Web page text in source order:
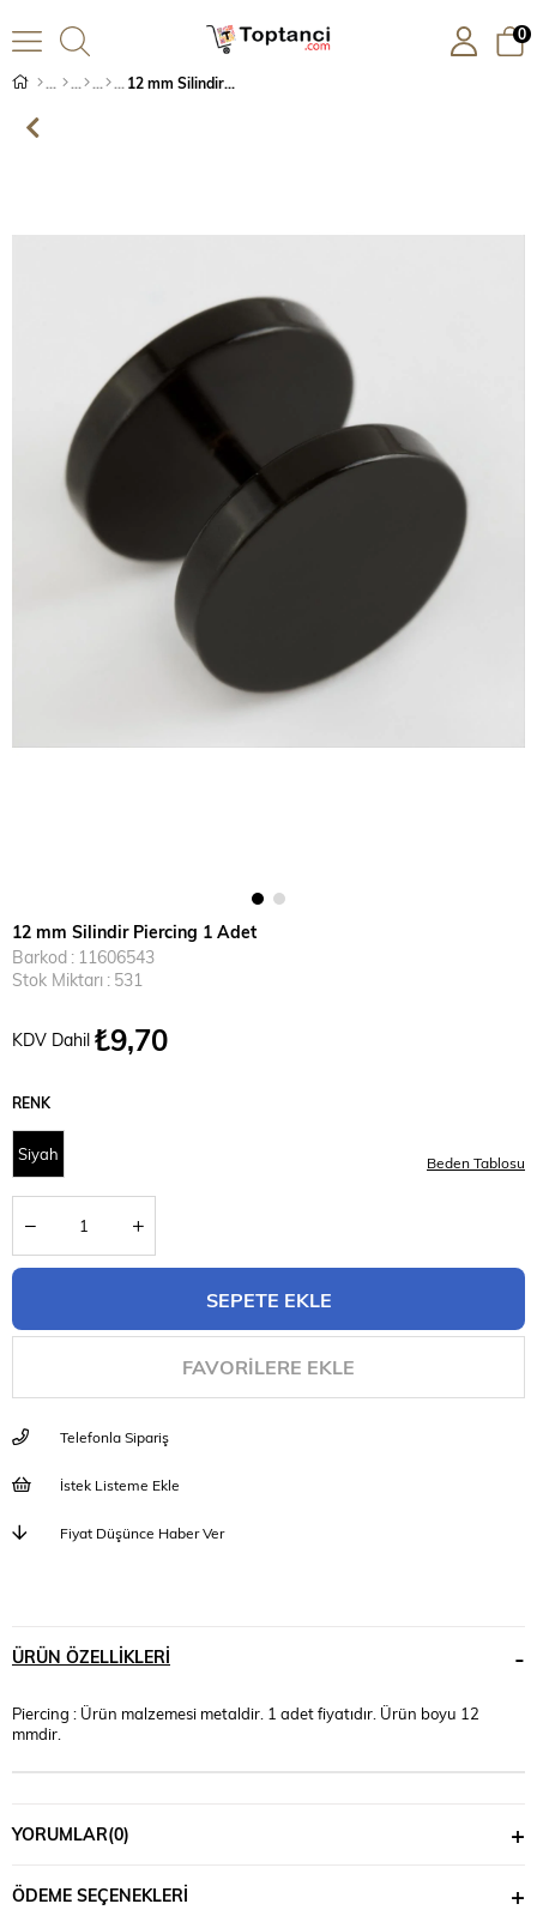
0
12 mm Silindir Piercing 1 Adet
12 mm Silindir Piercing 1 Adet
Barkod : 11606543
Stok Miktarı : 531
KDV Dahil ₺9,70
RENK
Siyah Beden Tablosu
FAVORILERE EKLE
Telefonla Sipariş
İstek Listeme Ekle
Fiyat Düşünce Haber Ver
ÜRÜN ÖZELLIKLERI
Piercing : Ürün malzemesi metaldir. 1 adet fiyatıdır. Ürün boyu 12
mmdir.
YORUMLAR(0)
ÖDEME SEÇENEKLERI